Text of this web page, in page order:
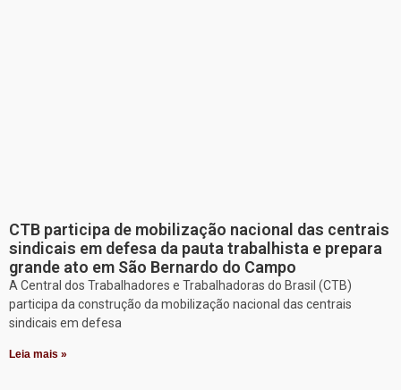
CTB participa de mobilização nacional das centrais
sindicais em defesa da pauta trabalhista e prepara
grande ato em São Bernardo do Campo
A Central dos Trabalhadores e Trabalhadoras do Brasil (CTB)
participa da construção da mobilização nacional das centrais
sindicais em defesa
Leia mais »